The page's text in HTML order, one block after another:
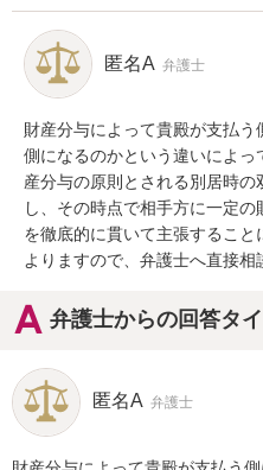
匿名A 弁護士
財産分与によって貴殿が支払
側になるのかという違いによ
産分与の原則とされる別居時
し、その時点で相手方に一定
を徹底的に貫いて主張するこ
よりますので、弁護士へ直接相
弁護士からの回答タ
匿名A 弁護士